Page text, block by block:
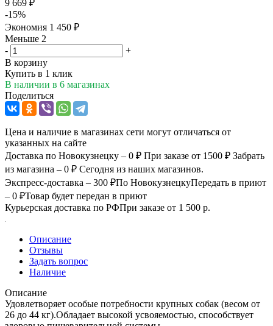
9 669 ₽
-15%
Экономия 1 450 ₽
Меньше 2
-
+
В корзину
Купить в 1 клик
В наличии в 6 магазинах
Поделиться
Цена и наличие в магазинах сети могут отличаться от
указанных на сайте
Доставка по Новокузнецку – 0 ₽ При заказе от 1500 ₽ Забрать
из магазина – 0 ₽ Сегодня из наших магазинов.
Экспресс-доставка – 300 ₽По НовокузнецкуПередать в приют
– 0 ₽Товар будет передан в приют
Курьерская доставка по РФПри заказе от 1 500 р.
Описание
Отзывы
Задать вопрос
Наличие
Описание
Удовлетворяет особые потребности крупных собак (весом от
26 до 44 кг).Обладает высокой усвояемостью, способствует